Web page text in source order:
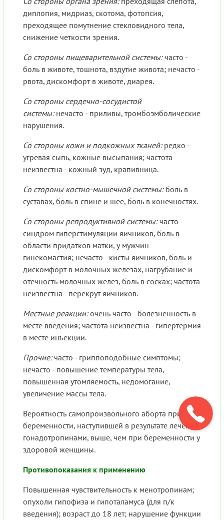
диплопия, мидриаз, скотома, фотопсия,
преходящее помутнение стекловидного тела,
снижение четкости зрения.
Со стороны пищеварительной системы:часто -
боль в животе, тошнота, вздутие живота; нечасто -
рвота, дискомфорт в животе, диарея.
Со стороны сердечно-сосудистой
системы: нечасто - приливы, тромбоэмболические
нарушения.
Со стороны кожи и подкожных тканей: редко -
угревая сыпь, кожные высыпания; частота
неизвестна - кожный зуд, крапивница.
Со стороны костно-мышечной системы:боль в
суставах, боль в спине и шее, боль в конечностях.
Со стороны репродуктивной системы:часто -
синдром гиперстимуляции яичников, боль в
области придатков матки, у мужчин -
гинекомастия; нечасто - кисты яичников, боль и
дискомфорт в молочных железах, нагрубание и
отечность молочных желез, боль в сосках; частота
неизвестна - перекрут яичников.
Местные реакции:очень часто - болезненность в
месте введения; частота неизвестна - гипертермия
в месте инъекции.
Прочие:часто - гриппоподобные симптомы;
нечасто - повышение температуры тела,
повышенная утомляемость, недомогание,
увеличение массы тела.
Вероятность самопроизвольного аборта при
беременности, наступившей в результате лечения
гонадотропинами, выше, чем при беременности у
здоровой женщины.
Противопоказания к применению
Повышенная чувствительность к менотропинам;
опухоли гипофиза и гипоталамуса (для п/к
введения); возраст до 18 лет; нарушение функции